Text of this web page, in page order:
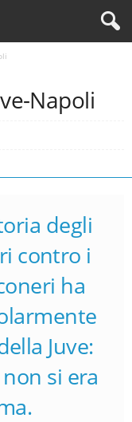
Napoli
degli
contro i
ha
Juve:
si era